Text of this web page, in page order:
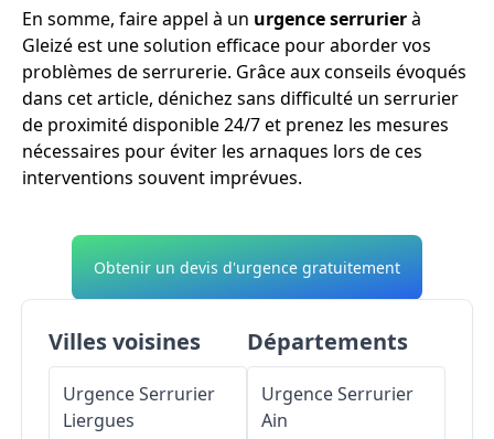
En somme, faire appel à un urgence serrurierà
Gleizé est une solution efficace pour aborder vos
problèmes de serrurerie. Grâce aux conseils évoqués
dans cet article, dénichez sans difficulté un serrurier
de proximité disponible 24/7 et prenez les mesures
nécessaires pour éviter les arnaques lors de ces
interventions souvent imprévues.
Obtenir un devis d'urgence gratuitement
Villes voisines
Urgence Serrurier
Liergues
Départements
Urgence Serrurier
Ain